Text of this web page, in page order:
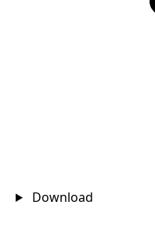
Download